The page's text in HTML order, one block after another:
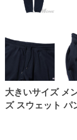
大きいサイズ メ
ズ スウェット パ